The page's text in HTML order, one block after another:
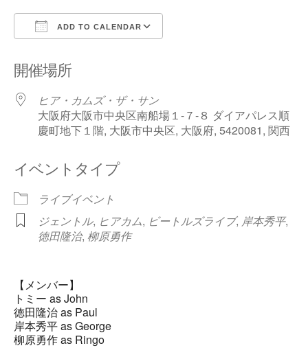
ADD TO CALENDAR
開催場所
ヒア・カムズ・ザ・サン
大阪府大阪市中央区南船場１-７-８ ダイアパレス順
慶町地下１階, 大阪市中央区, 大阪府, 5420081, 関西
イベントタイプ
ライブイベント
ジェントル, ヒアカム, ビートルズライブ, 岸本秀平,
徳田隆治, 柳原勇作
【メンバー】
トミー as John
徳田隆治 as Paul
岸本秀平 as George
柳原勇作 as Ringo